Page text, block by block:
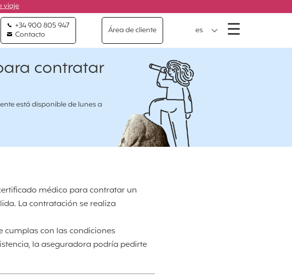
viaje
+34 900 805 947
Contacto
Área de cliente es ☰
contratar
está disponible de lunes a
médico para contratar un
La contratación se realiza
cumplas con las condiciones
la aseguradora podría pedirte